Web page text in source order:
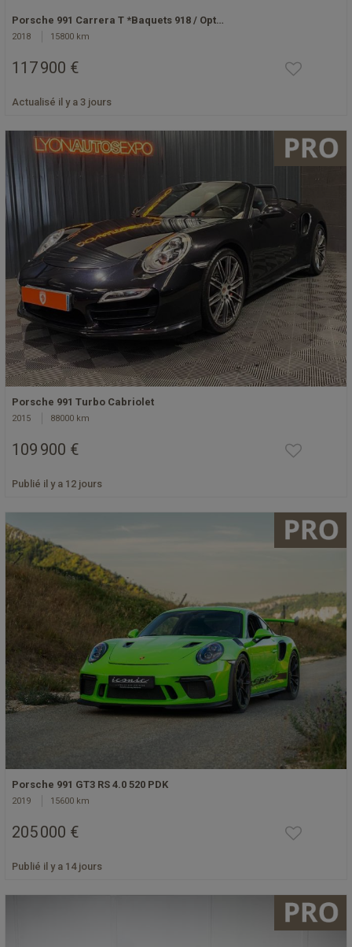
Porsche 991 Carrera T *Baquets 918 / Opt…
2018 15800 km
117 900 €
Actualisé il y a 3 jours
Porsche 991 Turbo Cabriolet
2015 88000 km
109 900 €
Publié il y a 12 jours
Porsche 991 GT3 RS 4.0 520 PDK
2019 15600 km
205 000 €
Publié il y a 14 jours